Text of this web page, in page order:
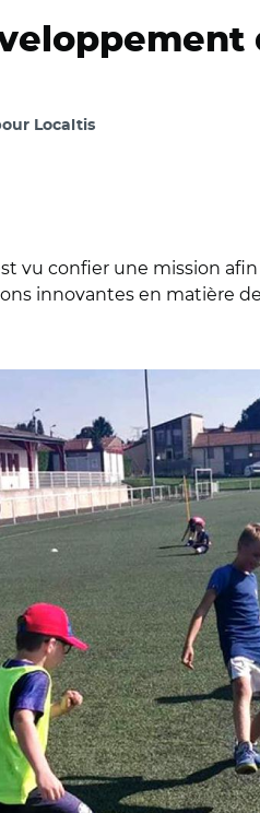
Localtis
vu confier une mission
innovantes en matière